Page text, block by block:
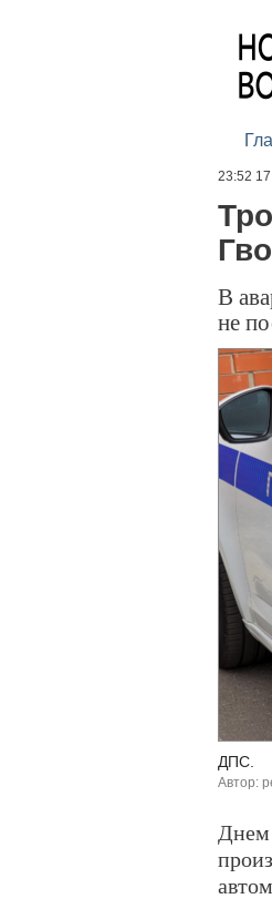
23:52
В
не
ДПС.
Автор:
Днем